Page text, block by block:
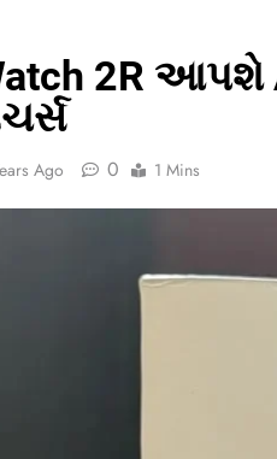
2R આપશે
Ago 0 1 Mins